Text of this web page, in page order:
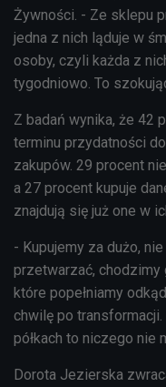
Żywności. - Ze sklepu
jedna z nich ląduje w
osoby, czyli każda z
tygodniowo. To
Z badań wynika, że 42
terminu przydatności
zakupów. 29 procent
a 27 procent kupuje
znajdują się już one w
- Kupujemy za dużo,
przetwarzać, chodzimy
które popełniamy
chwilę po
półkach to niczego nie
Dorota Jezierska